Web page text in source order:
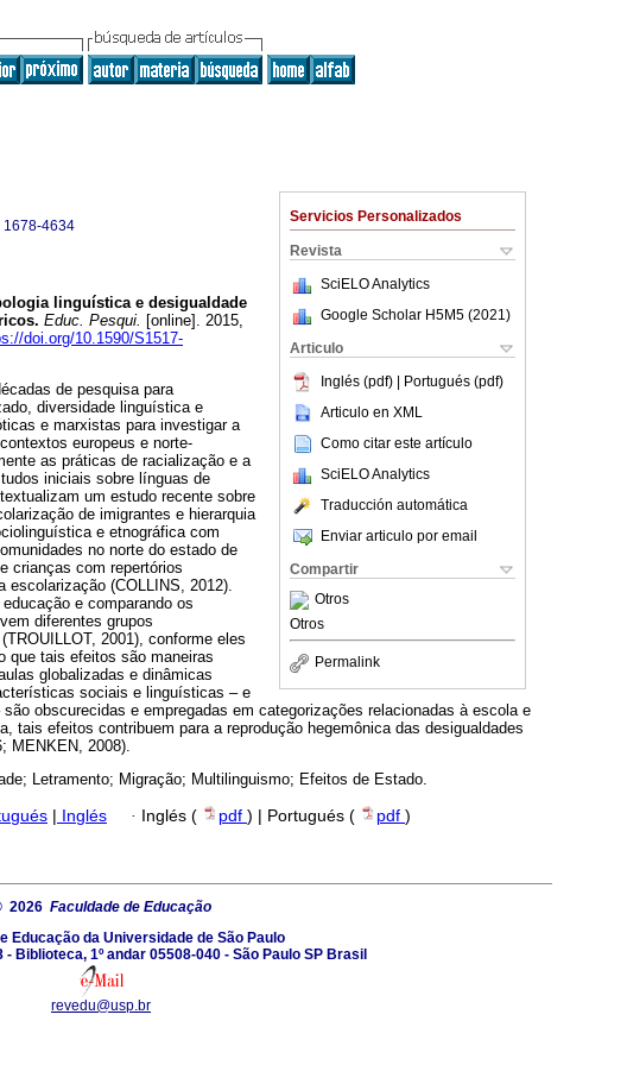
Servicios Personalizados
Revista
SciELO Analytics
Google Scholar H5M5 (2021 )
Articulo
Inglés (pdf) | Portugués (pdf)
Articulo en XML
Como citar este artículo
SciELO Analytics
Traducción automática
Enviar articulo por email
Compartir
Otros
Otros
Permalink
1678-4634
linguística e desigualdade
Educ. Pesqui. [online]. 2015,
doi.org/10.1590/S1517-
de pesquisa para
diversidade linguística e
e marxistas para investigar a
europeus e norte-
as práticas de racialização e a
iniciais sobre línguas de
um estudo recente sobre
de imigrantes e hierarquia
e etnográfica com
no norte do estado de
crianças com repertórios
(COLLINS, 2012).
e comparando os
diferentes grupos
2001), conforme eles
que tais efeitos são maneiras
globalizadas e dinâmicas
sociais e linguísticas – e
obscurecidas e empregadas em categorizações relacionadas à escola e
tais efeitos contribuem para a reprodução hegemônica das desigualdades
MENKEN, 2008).
Letramento; Migração; Multilinguismo; Efeitos de Estado.
| Inglés · Inglés ( pdf ) | Portugués ( pdf )
2026 Faculdade de Educação
Educação da Universidade de São Paulo
Biblioteca, 1º andar 05508-040 - São Paulo SP Brasil
revedu@usp.br